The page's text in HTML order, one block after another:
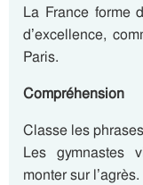
La France forme
d’excellence,
Paris.
Compréhension
Classe les
Les gymnastes
monter sur l’agrès.